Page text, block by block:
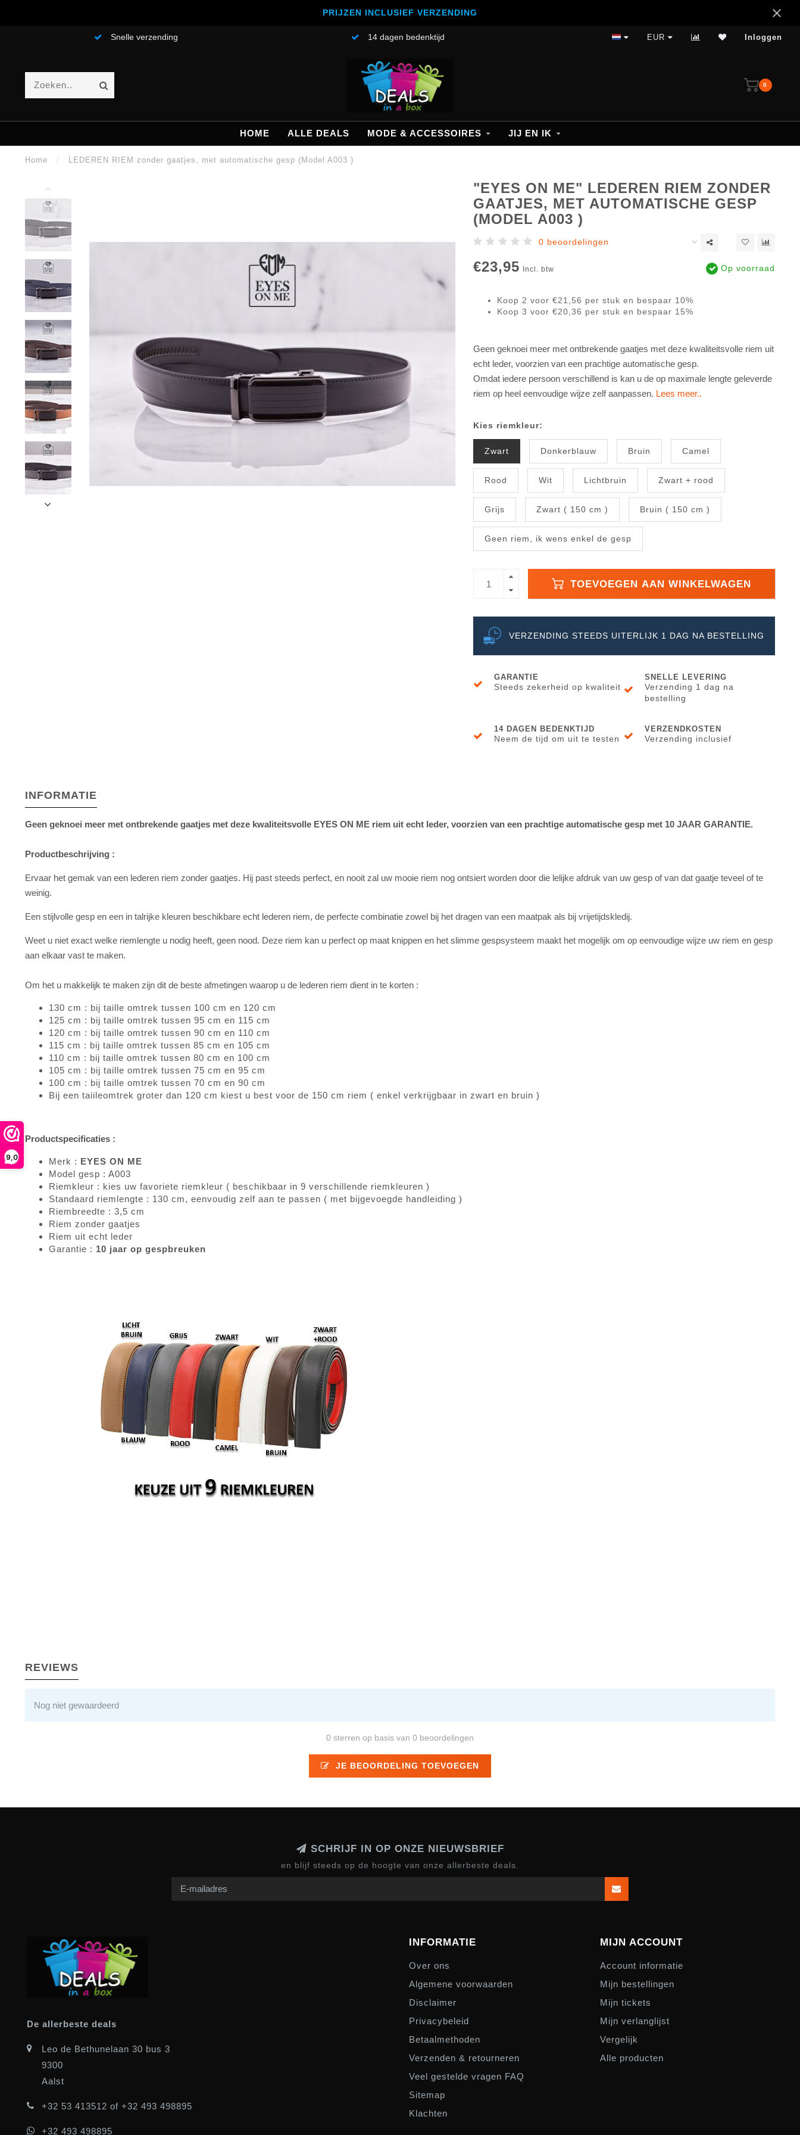
9,0
PRIJZEN INCLUSIEF VERZENDING
Snelle verzending 14 dagen bedenktijd EUR Inloggen
0
HOME ALLE DEALS MODE & ACCESSOIRES JIJ EN IK
Home / LEDEREN RIEM zonder gaatjes, met automatische gesp (Model A003 )
"EYES ON ME" LEDEREN RIEM ZONDER
GAATJES, MET AUTOMATISCHE GESP
(MODEL A003 )
0 beoordelingen
€23,95 Incl. btw Op voorraad
Koop 2 voor €21,56 per stuk en bespaar 10%
Koop 3 voor €20,36 per stuk en bespaar 15%
Geen geknoei meer met ontbrekende gaatjes met deze kwaliteitsvolle riem uit
echt leder, voorzien van een prachtige automatische gesp.
Omdat iedere persoon verschillend is kan u de op maximale lengte geleverde
riem op heel eenvoudige wijze zelf aanpassen. Lees meer..
Kies riemkleur:
Zwart Donkerblauw Bruin Camel
Rood Wit Lichtbruin Zwart + rood
Grijs Zwart ( 150 cm ) Bruin ( 150 cm )
Geen riem, ik wens enkel de gesp
TOEVOEGEN AAN WINKELWAGEN
VERZENDING STEEDS UITERLIJK 1 DAG NA BESTELLING
GARANTIE
Steeds zekerheid op kwaliteit
SNELLE LEVERING
Verzending 1 dag na
bestelling
14 DAGEN BEDENKTIJD
Neem de tijd om uit te testen
VERZENDKOSTEN
Verzending inclusief
INFORMATIE
Geen geknoei meer met ontbrekende gaatjes met deze kwaliteitsvolle EYES ON ME riem uit echt leder, voorzien van een prachtige automatische gesp met 10 JAAR GARANTIE.
Productbeschrijving :
Ervaar het gemak van een lederen riem zonder gaatjes. Hij past steeds perfect, en nooit zal uw mooie riem nog ontsiert worden door die lelijke afdruk van uw gesp of van dat gaatje teveel of te
weinig.
Een stijlvolle gesp en een in talrijke kleuren beschikbare echt lederen riem, de perfecte combinatie zowel bij het dragen van een maatpak als bij vrijetijdskledij.
Weet u niet exact welke riemlengte u nodig heeft, geen nood. Deze riem kan u perfect op maat knippen en het slimme gespsysteem maakt het mogelijk om op eenvoudige wijze uw riem en gesp
aan elkaar vast te maken.
Om het u makkelijk te maken zijn dit de beste afmetingen waarop u de lederen riem dient in te korten :
130 cm : bij taille omtrek tussen 100 cm en 120 cm
125 cm : bij taille omtrek tussen 95 cm en 115 cm
120 cm : bij taille omtrek tussen 90 cm en 110 cm
115 cm : bij taille omtrek tussen 85 cm en 105 cm
110 cm : bij taille omtrek tussen 80 cm en 100 cm
105 cm : bij taille omtrek tussen 75 cm en 95 cm
100 cm : bij taille omtrek tussen 70 cm en 90 cm
Bij een taiileomtrek groter dan 120 cm kiest u best voor de 150 cm riem ( enkel verkrijgbaar in zwart en bruin )
Productspecificaties :
Merk : EYES ON ME
Model gesp : A003
Riemkleur : kies uw favoriete riemkleur ( beschikbaar in 9 verschillende riemkleuren )
Standaard riemlengte : 130 cm, eenvoudig zelf aan te passen ( met bijgevoegde handleiding )
Riembreedte : 3,5 cm
Riem zonder gaatjes
Riem uit echt leder
Garantie : 10 jaar op gespbreuken
REVIEWS
Nog niet gewaardeerd
0 sterren op basis van 0 beoordelingen
JE BEOORDELING TOEVOEGEN
SCHRIJF IN OP ONZE NIEUWSBRIEF
en blijf steeds op de hoogte van onze allerbeste deals.
De allerbeste deals
Leo de Bethunelaan 30 bus 3
9300
Aalst
+32 53 413512 of +32 493 498895
+32 493 498895
INFORMATIE
Over ons
Algemene voorwaarden
Disclaimer
Privacybeleid
Betaalmethoden
Verzenden & retourneren
Veel gestelde vragen FAQ
Sitemap
Klachten
MIJN ACCOUNT
Account informatie
Mijn bestellingen
Mijn tickets
Mijn verlanglijst
Vergelijk
Alle producten